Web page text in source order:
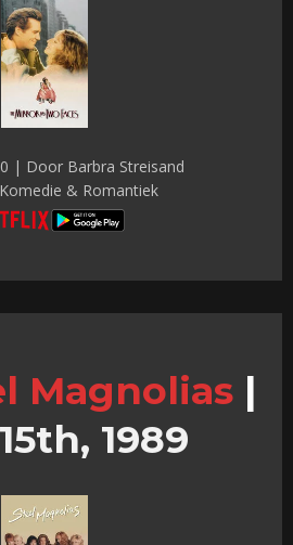
| Door Barbra Streisand
& Romantiek
Magnolias |
1989